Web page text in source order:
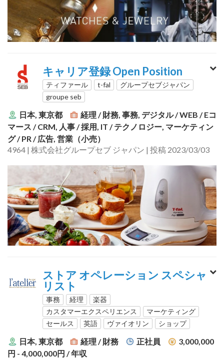
キャリア登録 Open Position
ティファール t-fal
グループセブジャパン
groupe seb
日本, 東京都
経理 / 財務, 事務, デジタル / WEB / Eコ
マース / CRM, 人事 / 採用, IT / テクノロジー, マーケティン
グ / PR / 広告, 営業（小売）
4964 | 株式会社グループセブ ジャパン | 投稿 2023/03/03
ストア オペレーション スペシャ
リスト
事務 経理
楽器
カスタマーエクスペリエンス
マーケティング
セールス
英語 ヴァイオリン ショップ
日本, 東京都 経理 / 財務 正社員
3,000,000
円 - 4,000,000円 / 年収